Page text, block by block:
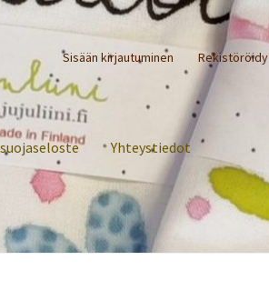
Sisään kirjautuminen Rekistöröidy
Yhteystiedot